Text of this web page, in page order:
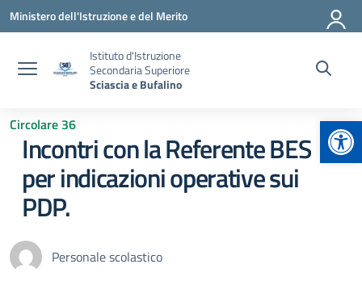
Vai ai contenuti
Vai al menu di navigazione
Vai al footer
Ministero dell'Istruzione e del Merito
Istituto d'Istruzione
Secondaria Superiore
Sciascia e Bufalino
Circolare 36
Incontri con la Referente BES
per indicazioni operative sui
PDP.
Personale scolastico